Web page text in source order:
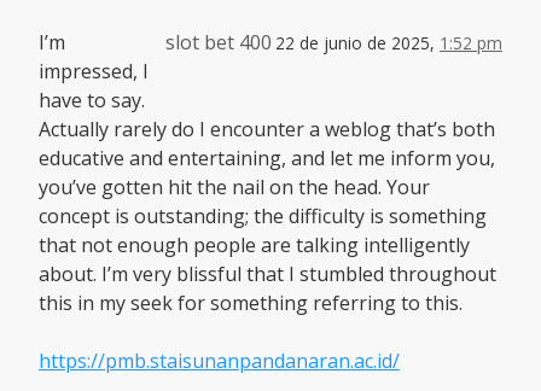
slot bet 400 22 de junio de 2025, 1:52 pm
I’m
impressed, I
have to say.
Actually rarely do I encounter a weblog that’s both
educative and entertaining, and let me inform you,
you’ve gotten hit the nail on the head. Your
concept is outstanding; the difficulty is something
that not enough people are talking intelligently
about. I’m very blissful that I stumbled throughout
this in my seek for something referring to this.
https://pmb.staisunanpandanaran.ac.id/